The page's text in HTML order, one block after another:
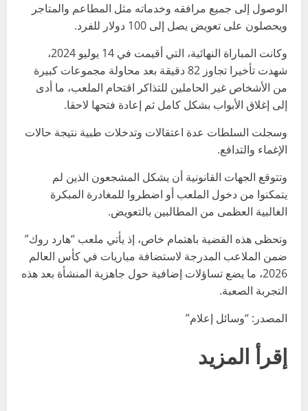
الوصول إلى جميع مرافقه وخدماته مثل المطاعم والمتاجر
ويحصلون على تعويض يصل إلى 100 دولار للفرد.
وكانت المباراة النهائية، التي أقيمت في 14 يوليو 2024،
شهدت تأخيرا تجاوز 82 دقيقة بعد محاولة مجموعات كبيرة
من الأشخاص غير الحاملين للتذاكر اقتحام الملعب، ما أدى
إلى إغلاق الأبواب بشكل كامل ثم إعادة فتحها لاحقا.
وسجلت السلطات عدة اعتقالات وتدخلات طبية نتيجة حالات
الإغماء والتدافع.
وتتوقع الجهات القانونية أن يشكل المشجعون الذين لم
يتمكنوا من دخول الملعب أو اضطروا للمغادرة المبكرة
الغالبية العظمى من المطالبين بالتعويض.
وتحظى هذه القضية باهتمام خاص، إذ يأتي ملعب “هارد روك”
ضمن الملاعب المدرجة لاستضافة مباريات في كأس العالم
2026، ما يضع تساؤلات إضافية حول جاهزية المنشأة بعد هذه
التجربة الصعبة.
المصدر: “وسائل إعلام”
إقرأ المزيد